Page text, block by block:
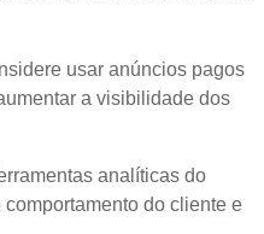
usar anúncios pagos
a visibilidade dos
analíticas do
do cliente e